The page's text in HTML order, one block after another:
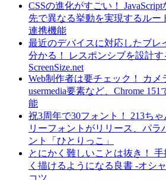
CSSの進化がすごい！
先で異なる挙動を実現するルー
連携機能
最近のデバイスに対応したブレ
分かる！ レスポンシブを設計
ScreenSize.net
Web制作者は要チェック！ カメ
usermedia要素など、Chrome
能
祝3周年で30フォント！ 213ち
リーフォントがリリース、パラ
ント「ひとりっこ」
とにかく難しいことは抜き！
く描けるようになる良書 -オシ